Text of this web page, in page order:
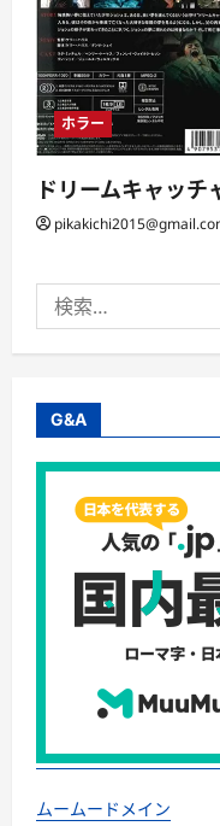
ホラー
ドリームキャッチ
索:
G&A
ムームードメイン